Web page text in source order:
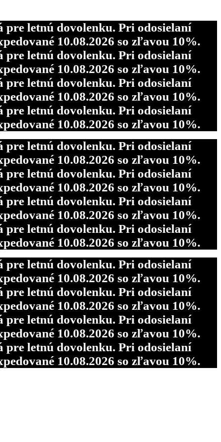
pre letnú dovolenku. Pri odosielaní
10.08.2026 so zľavou 10%.
pre letnú dovolenku. Pri odosielaní
10.08.2026 so zľavou 10%.
pre letnú dovolenku. Pri odosielaní
10.08.2026 so zľavou 10%.
pre letnú dovolenku. Pri odosielaní
10.08.2026 so zľavou 10%.
pre letnú dovolenku. Pri odosielaní
10.08.2026 so zľavou 10%.
pre letnú dovolenku. Pri odosielaní
10.08.2026 so zľavou 10%.
pre letnú dovolenku. Pri odosielaní
10.08.2026 so zľavou 10%.
pre letnú dovolenku. Pri odosielaní
10.08.2026 so zľavou 10%.
pre letnú dovolenku. Pri odosielaní
10.08.2026 so zľavou 10%.
pre letnú dovolenku. Pri odosielaní
10.08.2026 so zľavou 10%.
pre letnú dovolenku. Pri odosielaní
10.08.2026 so zľavou 10%.
pre letnú dovolenku. Pri odosielaní
10.08.2026 so zľavou 10%.